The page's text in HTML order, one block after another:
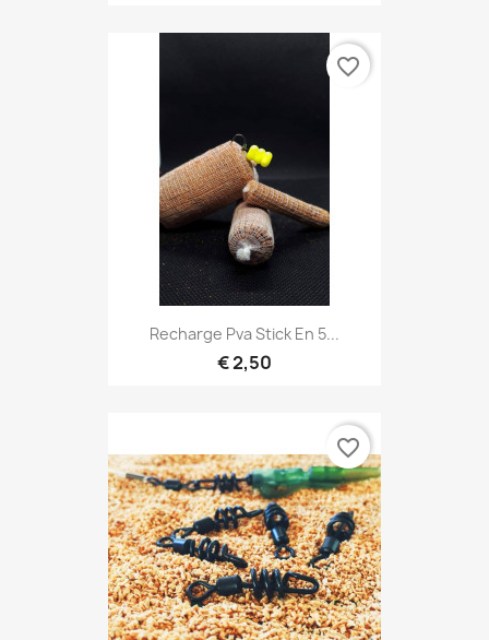
Recharge Pva Stick En 5...
€ 2,50
favorite_border
favorite_border